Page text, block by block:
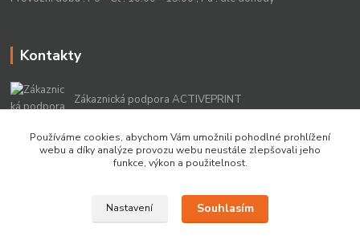
Kontakty
Zákaznická podpora ACTIVEPRINT
+420 549 213 756
info@activeprint.cz
Používáme cookies, abychom Vám umožnili pohodlné prohlížení
webu a díky analýze provozu webu neustále zlepšovali jeho
funkce, výkon a použitelnost.
Nastavení Souhlasím